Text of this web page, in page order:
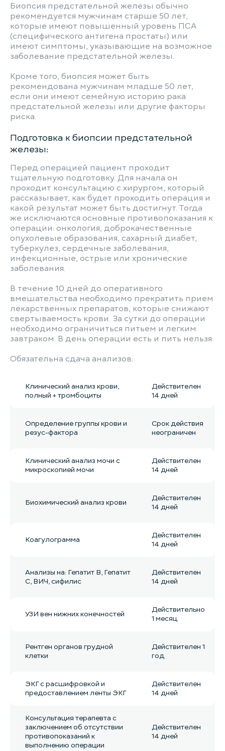
Биопсия предстательной железы обычно
рекомендуется мужчинам старше 50 лет,
которые имеют повышенный уровень ПСА
(специфического антигена простаты) или
имеют симптомы, указывающие на возможное
заболевание предстательной железы.
Кроме того, биопсия может быть
рекомендована мужчинам младше 50 лет,
если они имеют семейную историю рака
предстательной железы или другие факторы
риска.
Подготовка к биопсии предстательной
железы:
Перед операцией пациент проходит
тщательную подготовку. Для начала он
проходит консультацию с хирургом, который
рассказывает, как будет проходить операция и
какой результат может быть достигнут. Тогда
же исключаются основные противопоказания к
операции: онкология, доброкачественные
опухолевые образования, сахарный диабет,
туберкулез, сердечные заболевания,
инфекционные, острые или хронические
заболевания.
В течение 10 дней до оперативного
вмешательства необходимо прекратить прием
лекарственных препаратов, которые снижают
свертываемость крови. За сутки до операции
необходимо ограничиться питьем и легким
завтраком. В день операции есть и пить нельзя.
Обязательна сдача анализов:
Клинический анализ крови,
полный + тромбоциты
Действителен
14 дней
Определение группы крови и
резус-фактора
Срок действия
неограничен
Клинический анализ мочи с
микроскопией мочи
Действителен
14 дней
Биохимический анализ крови
Действителен
14 дней
Коагулограмма
Действителен
14 дней
Анализы на: Гепатит B, Гепатит
С, ВИЧ, сифилис
Действителен
14 дней
УЗИ вен нижних конечностей
Действительно
1 месяц
Рентген органов грудной
клетки
Действителен 1
год
ЭКГ с расшифровкой и
предоставлением ленты ЭКГ
Действителен
14 дней
Консультация терапевта с
заключением об отсутствии
противопоказаний к
выполнению операции
Действителен
14 дней